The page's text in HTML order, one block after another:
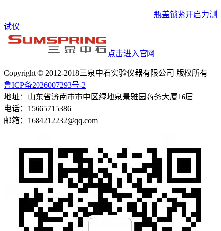
瓶盖锁紧开启力测
试仪
点击进入官网
Copyright © 2012-2018三泉中石实验仪器有限公司 版权所有
鲁ICP备2026007293号-2
地址：山东省济南市市中区绿地泉景雅园商务大厦16层
电话：15665715386
邮箱：1684212232@qq.com